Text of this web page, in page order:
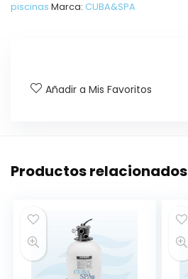
piscinas Marca: CUBA&SPA
Añadir a Mis Favoritos
Productos relacionados